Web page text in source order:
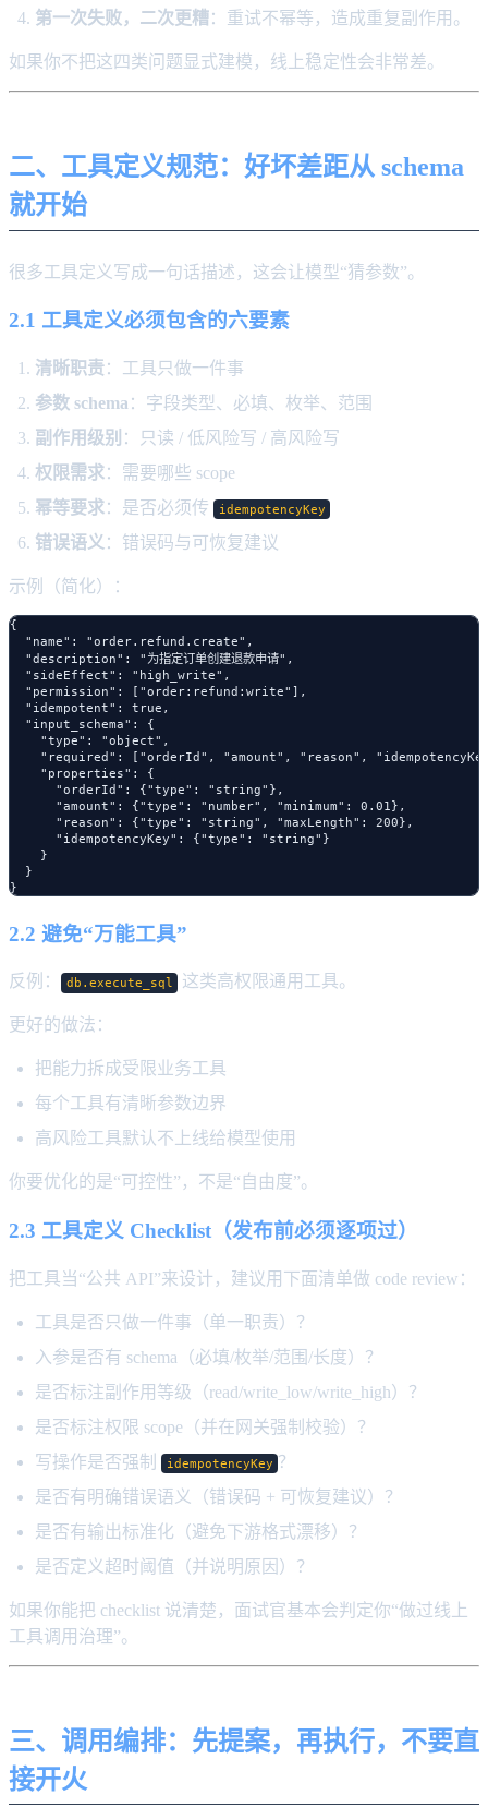
第一次失败，二次更糟：重试不幂等，造成重复副作用。
如果你不把这四类问题显式建模，线上稳定性会非常差。
二、工具定义规范：好坏差距从 schema
就开始
很多工具定义写成一句话描述，这会让模型“猜参数”。
2.1 工具定义必须包含的六要素
清晰职责：工具只做一件事
参数 schema ：字段类型、必填、枚举、范围
副作用级别 ：只读 / 低风险写 / 高风险写
权限需求：需要哪些 scope
幂等要求：是否必须传 idempotencyKey
错误语义 ：错误码与可恢复建议
示例（简化）：
{
  "name": "order.refund.create",
  "description": "为指定订单创建退款申请",
  "sideEffect": "high_write",
  "permission": ["order:refund:write"],
  "idempotent": true,
  "input_schema": {
    "type": "object",
"required": ["orderId", "amount", "reason",
    "properties": {
      "orderId": {"type": "string"},
      "amount": {"type": "number", "minimum": 0.01},
      "reason": {"type": "string", "maxLength": 200},
      "idempotencyKey": {"type": "string"}
    }
  }
2.2 避免“万能工具”
反例： db.execute_sql 这类高权限通用工具。
更好的做法：
把能力拆成受限业务工具
每个工具有清晰参数边界
高风险工具默认不上线给模型使用
你要优化的是“可控性”，不是“自由度”。
2.3 工具定义 Checklist（发布前必须逐项过）
把工具当“公共 API”来设计，建议用下面清单做 code review：
工具是否只做一件事（单一职责）？
入参是否有 schema（必填/枚举/范围/长度）？
是否标注副作用等级（read/write_low/write_high）？
是否标注权限 scope（并在网关强制校验）？
写操作是否强制
idempotencyKey ？
是否有明确错误语义（错误码 + 可恢复建议）？
是否有输出标准化（避免下游格式漂移）？
是否定义超时阈值（并说明原因）？
如果你能把 checklist 说清楚，面试官基本会判定你“做过线上
工具调用治理”。
三、调用编排：先提案，再执行，不要直
接开火